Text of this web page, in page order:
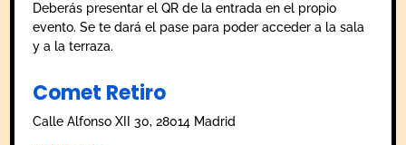
Deberás presentar el QR de la entrada en el propio
evento. Se te dará el pase para poder acceder a la sala
y a la terraza.
Comet Retiro
Calle Alfonso XII 30, 28014 Madrid